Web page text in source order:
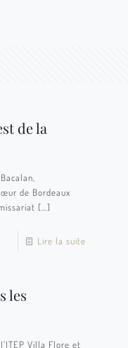
de la
de Bordeaux
[…]
Lire la suite
les
Villa Flore et